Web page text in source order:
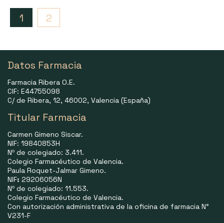
1 2
Datos Farmacia
Farmacia Ribera O.E.
CIF: E44755098
C/ de Ribera, 12, 46002, Valencia (España)
Titular Farmacia
Carmen Gimeno Siscar.
NIF: 19840853H
Nº de colegiado: 3.411.
Colegio Farmacéutico de Valencia.
Paula Roquet-Jalmar Gimeno.
NIF: 29206056N
Nº de colegiado: 11.553.
Colegio Farmacéutico de Valencia.
Con autorización administrativa de la oficina de farmacia N°
V231-F